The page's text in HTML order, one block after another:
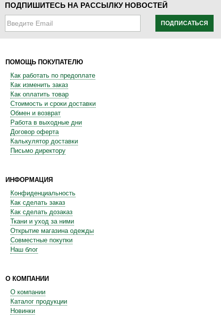
ПОДПИШИТЕСЬ НА РАССЫЛКУ НОВОСТЕЙ
ПОДПИСАТЬСЯ
ПОМОЩЬ ПОКУПАТЕЛЮ
Как работать по предоплате
Как изменить заказ
Как оплатить товар
Стоимость и сроки доставки
Обмен и возврат
Работа в выходные дни
Договор оферта
Калькулятор доставки
Письмо директору
ИНФОРМАЦИЯ
Конфиденциальность
Как сделать заказ
Как сделать дозаказ
Ткани и уход за ними
Открытие магазина одежды
Совместные покупки
Наш блог
О КОМПАНИИ
О компании
Каталог продукции
Новинки